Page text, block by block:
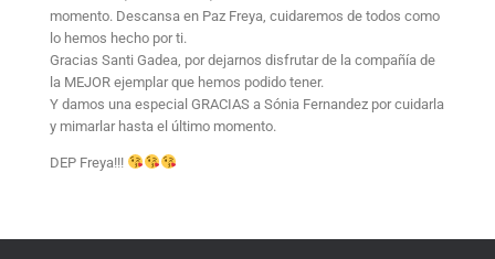
momento. Descansa en Paz Freya, cuidaremos de todos como
lo hemos hecho por ti.
Gracias Santi Gadea, por dejarnos disfrutar de la compañía de
la MEJOR ejemplar que hemos podido tener.
Y damos una especial GRACIAS a Sónia Fernandez por cuidarla
y mimarlar hasta el último momento.
DEP Freya!!!